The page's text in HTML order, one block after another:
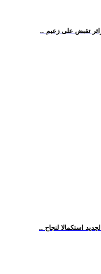
تقبض على زعيم
استكمالا لنجاح